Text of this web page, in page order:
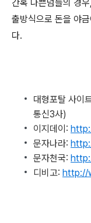
간혹 나쁜넘들의 경
출방식으로 돈을 야
다.
대형포탈 사이
통신3사)
이지데이:
문자나라:
문자천국:
디비고: http://